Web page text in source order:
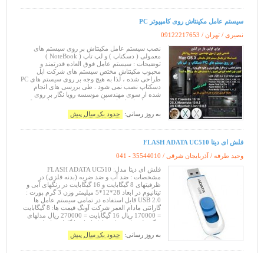
سیستم عامل مکینتاش روی کامپیوتر PC
نصیری / تهران / 09122217653
نصب سیستم عامل مکینتاش بر روی سیستم های
معمولی ( دسکتاپ ) و لپ تاپ ( NoteBook )
توضیحات : سیستم عامل فوق العاده قدرتمند و
محبوب مکینتاش مختص سیستم های شرکت اپل
طراحی شده ، لذا به هیچ وجه بر روی سیستم های PC
دسکتاپ نصب نمی شود . طی بررسی های انجام
شده از سوی مهندسین موسسه رویا نگار بر روی
سخت افزارهای استفاده شده در سیستم های شرکت
اپل ، با مطالعه و تحقیق و برنامه نویسی انواع لودر بر
روی سخت
به روز رسانی: حدود یک سال پیش
فلش ای دیتا FLASH ADATA UC510
وحید طرفه / آذربایجان شرقی / 041 - 35544010
فلش ای دیتا مدل: FLASH ADATA UC510
مشخصات : ضد آب و ضد ضربه (بدنه فلزی) در
ظرفیتهای 8 گیگابایت و 16 گیگابایت در رنگهای آبی و
تیتانیوم در ابعاد 28*12*5 میلیمتر وزن 3 گرم پورت :
USB 2.0 قابل استفاده در تمامی سیستم عامل ها
گارانتی مادام العمر شرکت آونگ قیمت ها: 8 گیگابایت
= 170000 ریال 16 گیگابایت = 270000 ریال مدلهای
دیگر فلش ای دیتا در بازار ایران با گارانتی اصلی
تعویض: قیمت حافظه فل
به روز رسانی: حدود یک سال پیش